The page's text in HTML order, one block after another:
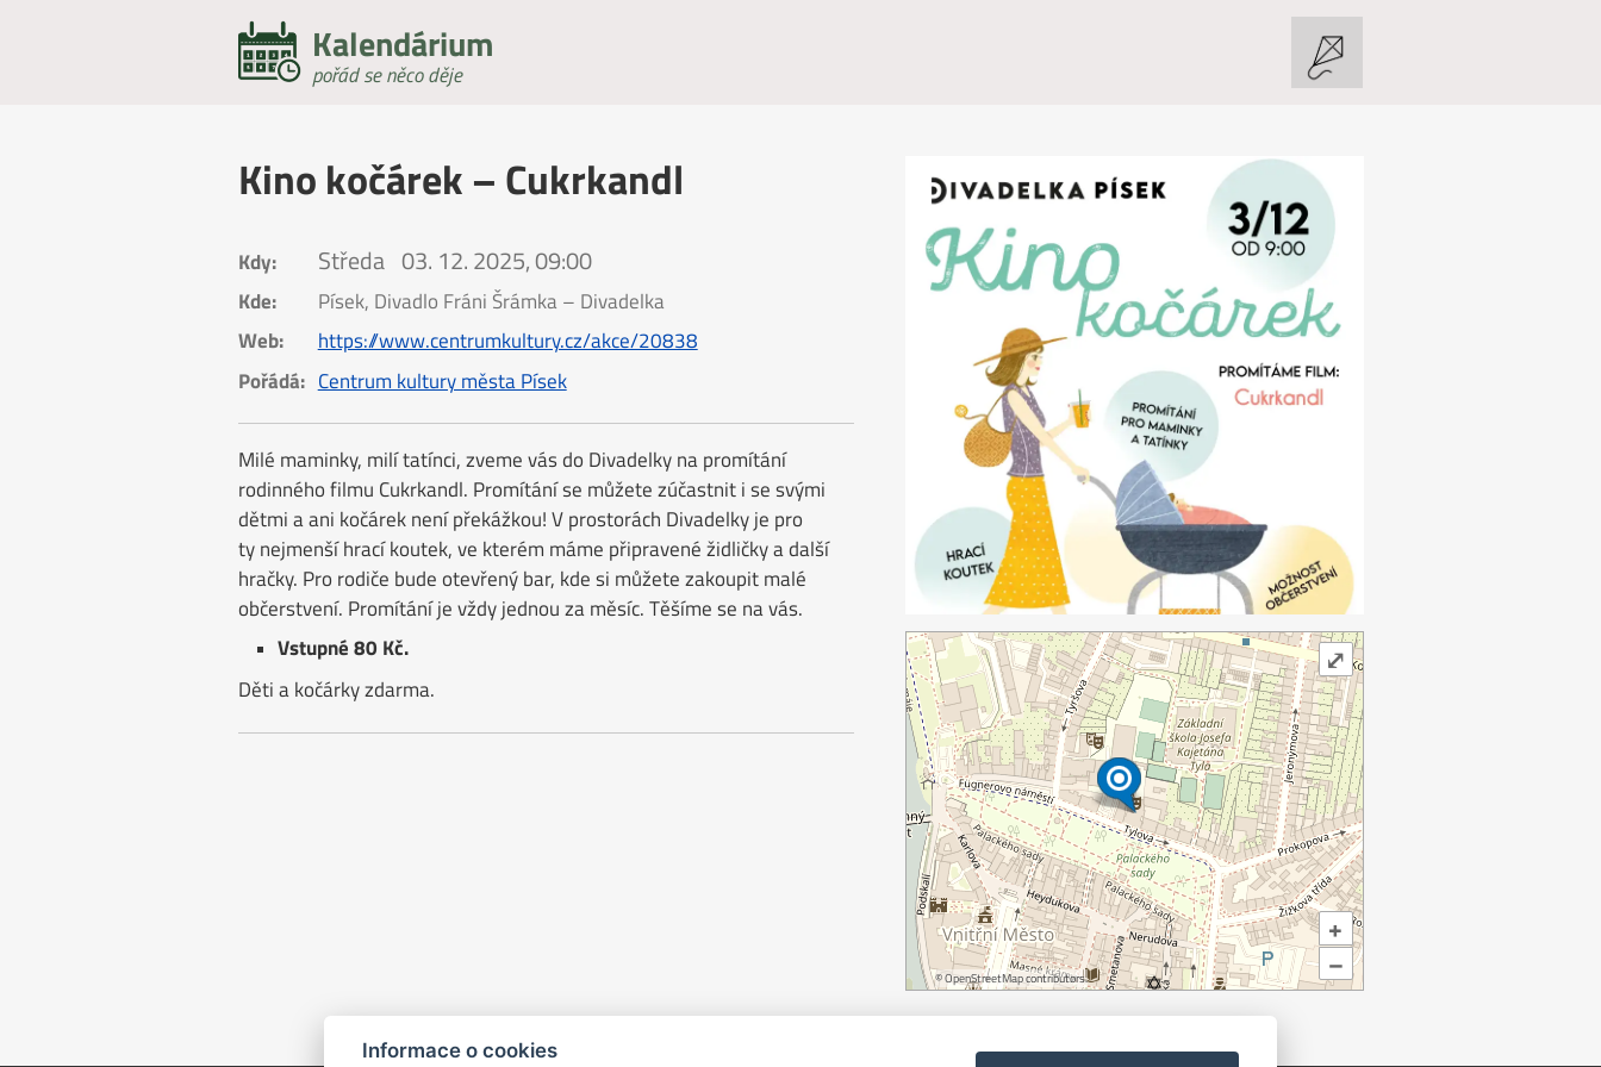
Kalendárium
pořád se něco děje
Kino kočárek – Cukrkandl
Kdy: Středa 03. 12. 2025, 09:00
Kde:
Písek, Divadlo Fráni Šrámka – Divadelka
Web:
https://www.centrumkultury.cz/akce/20838
Pořádá: Centrum kultury města Písek
Milé maminky, milí tatínci, zveme vás do Divadelky na promítání
rodinného filmu Cukrkandl. Promítání se můžete zúčastnit i se svými
dětmi a ani kočárek není překážkou! V prostorách Divadelky je pro
ty nejmenší hrací koutek, ve kterém máme připravené židličky a další
hračky. Pro rodiče bude otevřený bar, kde si můžete zakoupit malé
občerstvení. Promítání je vždy jednou za měsíc. Těšíme se na vás.
Vstupné 80 Kč.
Děti a kočárky zdarma.
+
–
©OpenStreetMapcontributors.
⤢
Informace o cookies